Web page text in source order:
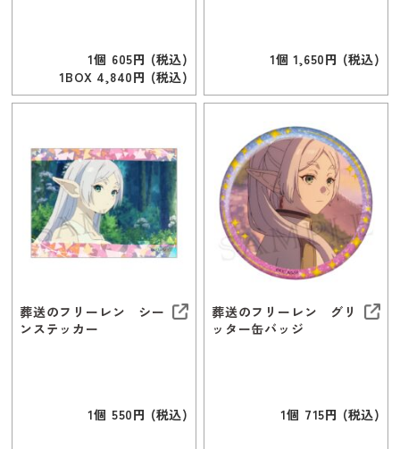
1個 605円 (税込)
1BOX 4,840円 (税込)
1個 1,650円 (税込)
葬送のフリーレン シー
ンステッカー
1個 550円 (税込)
葬送のフリーレン グリ
ッター缶バッジ
1個 715円 (税込)